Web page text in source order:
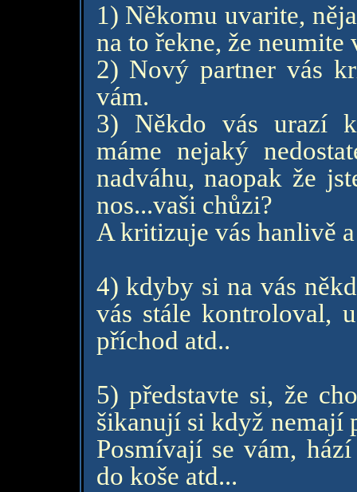
1) Někomu uvarite,
na to řekne, že neumite
2) Nový partner vás
vám.
3) Někdo vás urazí
máme nejaký
nadváhu, naopak že
nos...vaši chůzi?
A kritizuje vás hanlivě
4) kdyby si na vás
vás stále kontroloval,
příchod atd..
5) představte si, že
šikanují si když nemají
Posmívají se vám,
do koše atd...